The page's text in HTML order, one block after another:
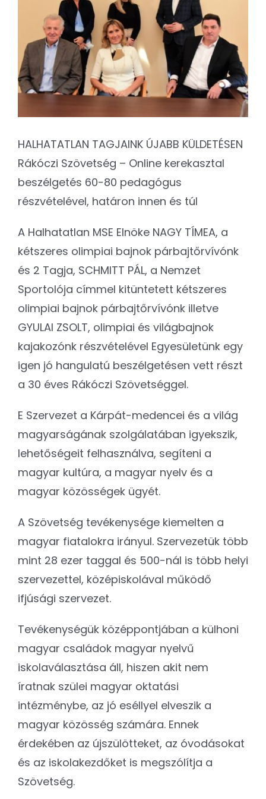
Kapcsolat
SEARCH
FOR:
HALHATATLAN TAGJAINK ÚJABB KÜLDETÉSEN
Rákóczi Szövetség – Online kerekasztal
beszélgetés 60-80 pedagógus
részvételével, határon innen és túl
A Halhatatlan MSE Elnöke NAGY TÍMEA, a
kétszeres olimpiai bajnok párbajtőrvívónk
és 2 Tagja, SCHMITT PÁL, a Nemzet
Sportolója címmel kitüntetett kétszeres
olimpiai bajnok párbajtőrvívónk illetve
GYULAI ZSOLT, olimpiai és világbajnok
kajakozónk részvételével Egyesületünk egy
igen jó hangulatú beszélgetésen vett részt
a 30 éves Rákóczi Szövetséggel.
E Szervezet a Kárpát-medencei és a világ
magyarságának szolgálatában igyekszik,
lehetőségeit felhasználva, segíteni a
magyar kultúra, a magyar nyelv és a
magyar közösségek ügyét.
A Szövetség tevékenysége kiemelten a
magyar fiatalokra irányul. Szervezetük több
mint 28 ezer taggal és 500-nál is több helyi
szervezettel, középiskolával működő
ifjúsági szervezet.
Tevékenységük középpontjában a külhoni
magyar családok magyar nyelvű
iskolaválasztása áll, hiszen akit nem
íratnak szülei magyar oktatási
intézménybe, az jó eséllyel elveszik a
magyar közösség számára. Ennek
érdekében az újszülötteket, az óvodásokat
és az iskolakezdőket is megszólítja a
Szövetség.